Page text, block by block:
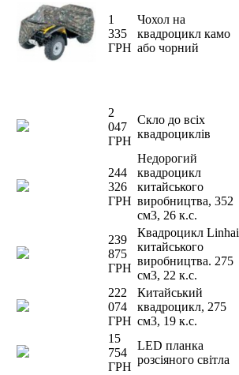
1
335
ГРН
Чохол на
квадроцикл камо
або чорний
2
047
ГРН
Скло до всіх
квадроциклів
244
326
ГРН
Недорогий
квадроцикл
китайського
виробництва, 352
см3, 26 к.с.
239
875
ГРН
Квадроцикл Linhai
китайського
виробництва. 275
см3, 22 к.с.
222
074
ГРН
Китайський
квадроцикл, 275
см3, 19 к.с.
15
754
ГРН
LED планка
розсіяного світла